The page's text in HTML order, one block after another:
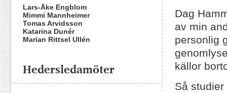
Dag
av min
personlig
källor
Så
Lars-Åke Engblom
Mimmi Mannheimer
Tomas Arvidsson
Katarina Dunér
Marian Rittsel Ullén
Hedersledamöter